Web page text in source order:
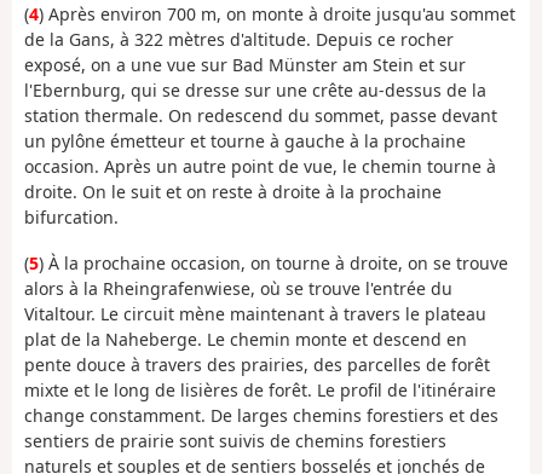
(4) Après environ 700 m, on monte à droite jusqu'au sommet
de la Gans, à 322 mètres d'altitude. Depuis ce rocher
exposé, on a une vue sur Bad Münster am Stein et sur
l'Ebernburg, qui se dresse sur une crête au-dessus de la
station thermale. On redescend du sommet, passe devant
un pylône émetteur et tourne à gauche à la prochaine
occasion. Après un autre point de vue, le chemin tourne à
droite. On le suit et on reste à droite à la prochaine
bifurcation.
(5) À la prochaine occasion, on tourne à droite, on se trouve
alors à la Rheingrafenwiese, où se trouve l'entrée du
Vitaltour. Le circuit mène maintenant à travers le plateau
plat de la Naheberge. Le chemin monte et descend en
pente douce à travers des prairies, des parcelles de forêt
mixte et le long de lisières de forêt. Le profil de l'itinéraire
change constamment. De larges chemins forestiers et des
sentiers de prairie sont suivis de chemins forestiers
naturels et souples et de sentiers bosselés et jonchés de